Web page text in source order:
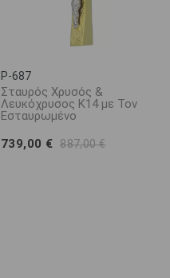
P-687
Σταυρός Χρυσός &
Λευκόχρυσος Κ14 με Τον
Εσταυρωμένο
739,00 € 887,00 €